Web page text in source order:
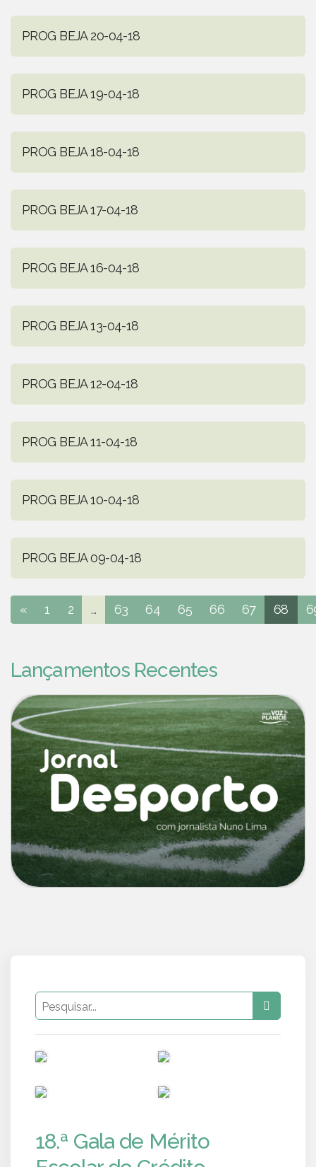
PROG BEJA 20-04-18
PROG BEJA 19-04-18
PROG BEJA 18-04-18
PROG BEJA 17-04-18
PROG BEJA 16-04-18
PROG BEJA 13-04-18
PROG BEJA 12-04-18
PROG BEJA 11-04-18
PROG BEJA 10-04-18
PROG BEJA 09-04-18
« 1 2 ... 63 64 65 66 67 68
Lançamentos Recentes
18.ª Gala de Mérito